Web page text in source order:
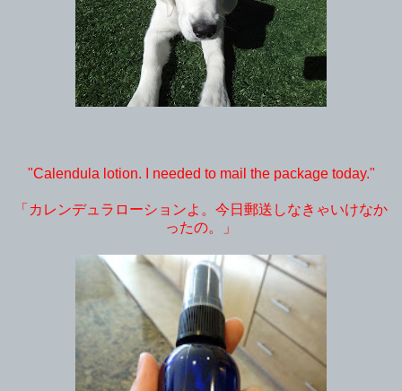
"Calendula lotion. I needed to mail the package today."
「カレンデュラローションよ。今日郵送しなきゃいけなか
ったの。」